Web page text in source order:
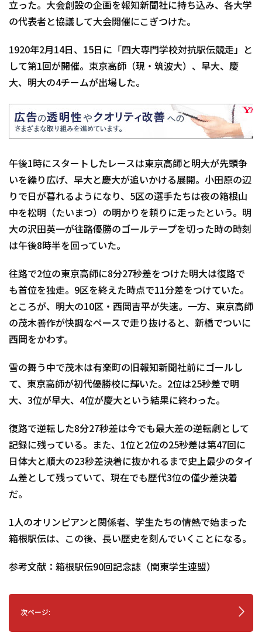
立った。大会創設の企画を報知新聞社に持ち込み、各大学
の代表者と協議して大会開催にこぎつけた。
1920年2月14日、15日に「四大専門学校対抗駅伝競走」と
して第1回が開催。東京高師（現・筑波大）、早大、慶
大、明大の4チームが出場した。
午後1時にスタートしたレースは東京高師と明大が先頭争
いを繰り広げ、早大と慶大が追いかける展開。小田原の辺
りで日が暮れるようになり、5区の選手たちは夜の箱根山
中を松明（たいまつ）の明かりを頼りに走ったという。明
大の沢田英一が往路優勝のゴールテープを切った時の時刻
は午後8時半を回っていた。
往路で2位の東京高師に8分27秒差をつけた明大は復路で
も首位を独走。9区を終えた時点で11分差をつけていた。
ところが、明大の10区・西岡吉平が失速。一方、東京高師
の茂木善作が快調なペースで走り抜けると、新橋でついに
西岡をかわす。
雪の舞う中で茂木は有楽町の旧報知新聞社前にゴールし
て、東京高師が初代優勝校に輝いた。2位は25秒差で明
大、3位が早大、4位が慶大という結果に終わった。
復路で逆転した8分27秒差は今でも最大差の逆転劇として
記録に残っている。また、1位と2位の25秒差は第47回に
日体大と順大の23秒差決着に抜かれるまで史上最少のタイ
ム差として残っていて、現在でも歴代3位の僅少差決着
だ。
1人のオリンピアンと関係者、学生たちの情熱で始まった
箱根駅伝は、この後、長い歴史を刻んでいくことになる。
参考文献：箱根駅伝90回記念誌（関東学生連盟）
次ページ: